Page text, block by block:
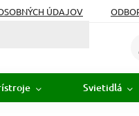
ÚDAJOV
Svietidlá